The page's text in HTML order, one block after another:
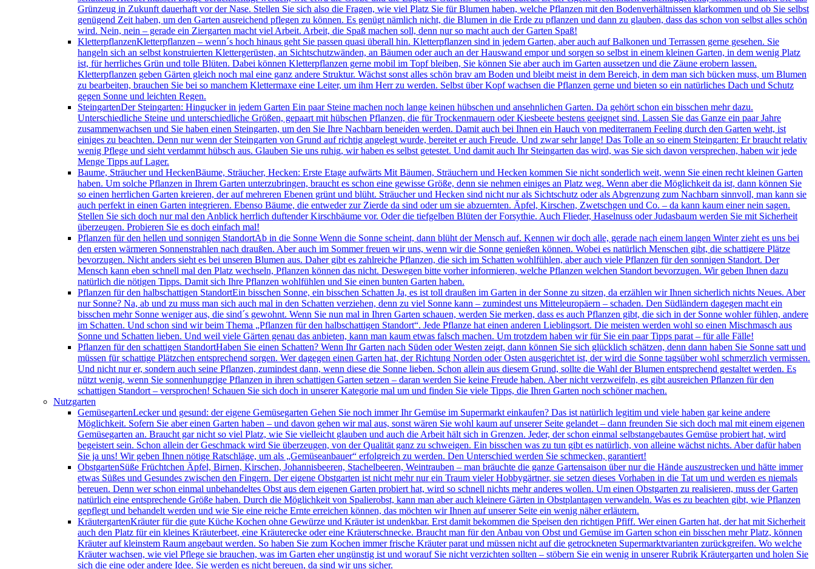
Grünzeug in Zukunft dauerhaft vor der Nase. Stellen Sie sich also die Fragen, wie viel Platz Sie für Blumen haben, welche Pflanzen mit den Bodenverhältnissen klarkommen und ob Sie selbst
genügend Zeit haben, um den Garten ausreichend pflegen zu können. Es genügt nämlich nicht, die Blumen in die Erde zu pflanzen und dann zu glauben, dass das schon von selbst alles schön
wird. Nein, nein – gerade ein Ziergarten macht viel Arbeit. Arbeit, die Spaß machen soll, denn nur so macht auch der Garten Spaß!
KletterpflanzenKletterpflanzen – wenn´s hoch hinaus geht Sie passen quasi überall hin. Kletterpflanzen sind in jedem Garten, aber auch auf Balkonen und Terrassen gerne gesehen. Sie
hangeln sich an selbst konstruierten Klettergerüsten, an Sichtschutzwänden, an Bäumen oder auch an der Hauswand empor und sorgen so selbst in einem kleinen Garten, in dem wenig Platz
ist, für herrliches Grün und tolle Blüten. Dabei können Kletterpflanzen gerne mobil im Topf bleiben, Sie können Sie aber auch im Garten aussetzen und die Zäune erobern lassen.
Kletterpflanzen geben Gärten gleich noch mal eine ganz andere Struktur. Wächst sonst alles schön brav am Boden und bleibt meist in dem Bereich, in dem man sich bücken muss, um Blumen
zu bearbeiten, brauchen Sie bei so manchem Klettermaxe eine Leiter, um ihm Herr zu werden. Selbst über Kopf wachsen die Pflanzen gerne und bieten so ein natürliches Dach und Schutz
gegen Sonne und leichten Regen.
SteingartenDer Steingarten: Hingucker in jedem Garten Ein paar Steine machen noch lange keinen hübschen und ansehnlichen Garten. Da gehört schon ein bisschen mehr dazu.
Unterschiedliche Steine und unterschiedliche Größen, gepaart mit hübschen Pflanzen, die für Trockenmauern oder Kiesbeete bestens geeignet sind. Lassen Sie das Ganze ein paar Jahre
zusammenwachsen und Sie haben einen Steingarten, um den Sie Ihre Nachbarn beneiden werden. Damit auch bei Ihnen ein Hauch von mediterranem Feeling durch den Garten weht, ist
einiges zu beachten. Denn nur wenn der Steingarten von Grund auf richtig angelegt wurde, bereitet er auch Freude. Und zwar sehr lange! Das Tolle an so einem Steingarten: Er braucht relativ
wenig Pflege und sieht verdammt hübsch aus. Glauben Sie uns ruhig, wir haben es selbst getestet. Und damit auch Ihr Steingarten das wird, was Sie sich davon versprechen, haben wir jede
Menge Tipps auf Lager.
Baume, Sträucher und HeckenBäume, Sträucher, Hecken: Erste Etage aufwärts Mit Bäumen, Sträuchern und Hecken kommen Sie nicht sonderlich weit, wenn Sie einen recht kleinen Garten
haben. Um solche Pflanzen in Ihrem Garten unterzubringen, braucht es schon eine gewisse Größe, denn sie nehmen einiges an Platz weg. Wenn aber die Möglichkeit da ist, dann können Sie
so einen herrlichen Garten kreieren, der auf mehreren Ebenen grünt und blüht. Sträucher und Hecken sind nicht nur als Sichtschutz oder als Abgrenzung zum Nachbarn sinnvoll, man kann sie
auch perfekt in einen Garten integrieren. Ebenso Bäume, die entweder zur Zierde da sind oder um sie abzuernten. Äpfel, Kirschen, Zwetschgen und Co. – da kann kaum einer nein sagen.
Stellen Sie sich doch nur mal den Anblick herrlich duftender Kirschbäume vor. Oder die tiefgelben Blüten der Forsythie. Auch Flieder, Haselnuss oder Judasbaum werden Sie mit Sicherheit
überzeugen. Probieren Sie es doch einfach mal!
Pflanzen für den hellen und sonnigen StandortAb in die Sonne Wenn die Sonne scheint, dann blüht der Mensch auf. Kennen wir doch alle, gerade nach einem langen Winter zieht es uns bei
den ersten wärmeren Sonnenstrahlen nach draußen. Aber auch im Sommer freuen wir uns, wenn wir die Sonne genießen können. Wobei es natürlich Menschen gibt, die schattigere Plätze
bevorzugen. Nicht anders sieht es bei unseren Blumen aus. Daher gibt es zahlreiche Pflanzen, die sich im Schatten wohlfühlen, aber auch viele Pflanzen für den sonnigen Standort. Der
Mensch kann eben schnell mal den Platz wechseln, Pflanzen können das nicht. Deswegen bitte vorher informieren, welche Pflanzen welchen Standort bevorzugen. Wir geben Ihnen dazu
natürlich die nötigen Tipps. Damit sich Ihre Pflanzen wohlfühlen und Sie einen bunten Garten haben.
Pflanzen für den halbschattigen StandortEin bisschen Sonne, ein bisschen Schatten Ja, es ist toll draußen im Garten in der Sonne zu sitzen, da erzählen wir Ihnen sicherlich nichts Neues. Aber
nur Sonne? Na, ab und zu muss man sich auch mal in den Schatten verziehen, denn zu viel Sonne kann – zumindest uns Mitteleuropäern – schaden. Den Südländern dagegen macht ein
bisschen mehr Sonne weniger aus, die sind´s gewohnt. Wenn Sie nun mal in Ihren Garten schauen, werden Sie merken, dass es auch Pflanzen gibt, die sich in der Sonne wohler fühlen, andere
im Schatten. Und schon sind wir beim Thema „Pflanzen für den halbschattigen Standort“. Jede Pflanze hat einen anderen Lieblingsort. Die meisten werden wohl so einen Mischmasch aus
Sonne und Schatten lieben. Und weil viele Gärten genau das anbieten, kann man kaum etwas falsch machen. Um trotzdem haben wir für Sie ein paar Tipps parat – für alle Fälle!
Pflanzen für den schattigen StandortHaben Sie einen Schatten? Wenn Ihr Garten nach Süden oder Westen zeigt, dann können Sie sich glücklich schätzen, denn dann haben Sie Sonne satt und
müssen für schattige Plätzchen entsprechend sorgen. Wer dagegen einen Garten hat, der Richtung Norden oder Osten ausgerichtet ist, der wird die Sonne tagsüber wohl schmerzlich vermissen.
Und nicht nur er, sondern auch seine Pflanzen, zumindest dann, wenn diese die Sonne lieben. Schon allein aus diesem Grund, sollte die Wahl der Blumen entsprechend gestaltet werden. Es
nützt wenig, wenn Sie sonnenhungrige Pflanzen in ihren schattigen Garten setzen – daran werden Sie keine Freude haben. Aber nicht verzweifeln, es gibt ausreichen Pflanzen für den
schattigen Standort – versprochen! Schauen Sie sich doch in unserer Kategorie mal um und finden Sie viele Tipps, die Ihren Garten noch schöner machen.
Nutzgarten
GemüsegartenLecker und gesund: der eigene Gemüsegarten Gehen Sie noch immer Ihr Gemüse im Supermarkt einkaufen? Das ist natürlich legitim und viele haben gar keine andere
Möglichkeit. Sofern Sie aber einen Garten haben – und davon gehen wir mal aus, sonst wären Sie wohl kaum auf unserer Seite gelandet – dann freunden Sie sich doch mal mit einem eigenen
Gemüsegarten an. Braucht gar nicht so viel Platz, wie Sie vielleicht glauben und auch die Arbeit hält sich in Grenzen. Jeder, der schon einmal selbstangebautes Gemüse probiert hat, wird
begeistert sein. Schon allein der Geschmack wird Sie überzeugen, von der Qualität ganz zu schweigen. Ein bisschen was zu tun gibt es natürlich, von alleine wächst nichts. Aber dafür haben
Sie ja uns! Wir geben Ihnen nötige Ratschläge, um als „Gemüseanbauer“ erfolgreich zu werden. Den Unterschied werden Sie schmecken, garantiert!
ObstgartenSüße Früchtchen Äpfel, Birnen, Kirschen, Johannisbeeren, Stachelbeeren, Weintrauben – man bräuchte die ganze Gartensaison über nur die Hände auszustrecken und hätte immer
etwas Süßes und Gesundes zwischen den Fingern. Der eigene Obstgarten ist nicht mehr nur ein Traum vieler Hobbygärtner, sie setzen dieses Vorhaben in die Tat um und werden es niemals
bereuen. Denn wer schon einmal unbehandeltes Obst aus dem eigenen Garten probiert hat, wird so schnell nichts mehr anderes wollen. Um einen Obstgarten zu realisieren, muss der Garten
natürlich eine entsprechende Größe haben. Durch die Möglichkeit von Spalierobst, kann man aber auch kleinere Gärten in Obstplantagen verwandeln. Was es zu beachten gibt, wie Pflanzen
gepflegt und behandelt werden und wie Sie eine reiche Ernte erreichen können, das möchten wir Ihnen auf unserer Seite ein wenig näher erläutern.
KräutergartenKräuter für die gute Küche Kochen ohne Gewürze und Kräuter ist undenkbar. Erst damit bekommen die Speisen den richtigen Pfiff. Wer einen Garten hat, der hat mit Sicherheit
auch den Platz für ein kleines Kräuterbeet, eine Kräuterecke oder eine Kräuterschnecke. Braucht man für den Anbau von Obst und Gemüse im Garten schon ein bisschen mehr Platz, können
Kräuter auf kleinstem Raum angebaut werden. So haben Sie zum Kochen immer frische Kräuter parat und müssen nicht auf die getrockneten Supermarktvarianten zurückgreifen. Wo welche
Kräuter wachsen, wie viel Pflege sie brauchen, was im Garten eher ungünstig ist und worauf Sie nicht verzichten sollten – stöbern Sie ein wenig in unserer Rubrik Kräutergarten und holen Sie
sich die eine oder andere Idee. Sie werden es nicht bereuen, da sind wir uns sicher.